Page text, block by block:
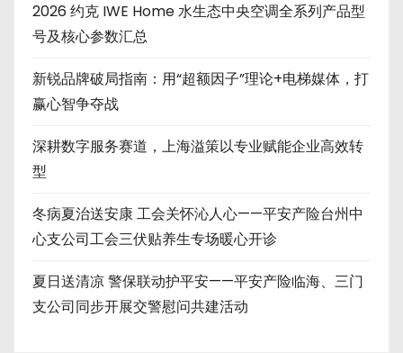
2026 约克 IWE Home 水生态中央空调全系列产品型
号及核心参数汇总
新锐品牌破局指南：用“超额因子”理论+电梯媒体，打
赢心智争夺战
深耕数字服务赛道，上海溢策以专业赋能企业高效转
型
冬病夏治送安康 工会关怀沁人心——平安产险台州中
心支公司工会三伏贴养生专场暖心开诊
夏日送清凉 警保联动护平安——平安产险临海、三门
支公司同步开展交警慰问共建活动